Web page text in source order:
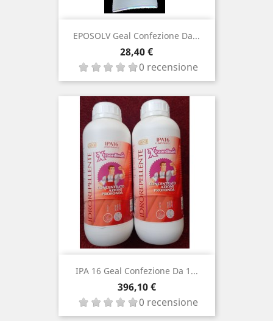
EPOSOLV Geal Confezione Da...
Prezzo
28,40 €
0 recensione
IPA 16 Geal Confezione Da 1...
Prezzo
396,10 €
0 recensione